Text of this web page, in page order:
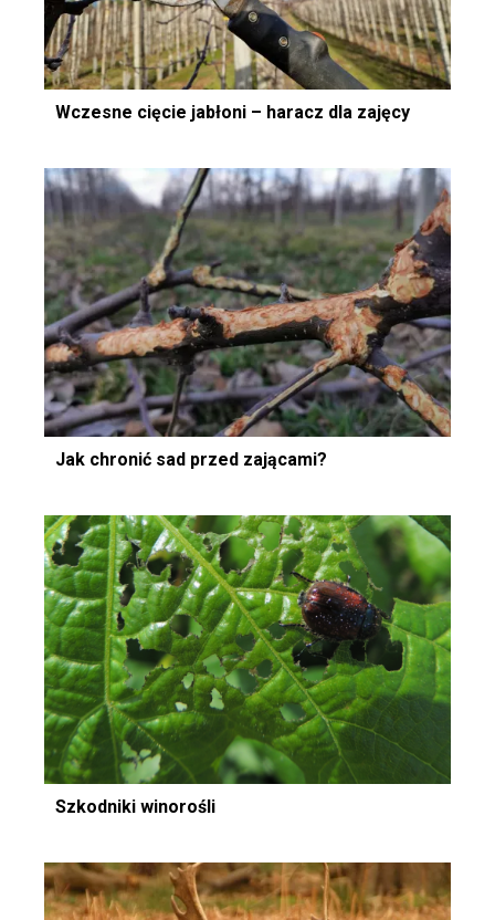
Wczesne cięcie jabłoni – haracz dla zajęcy
Jak chronić sad przed zającami?
Szkodniki winorośli